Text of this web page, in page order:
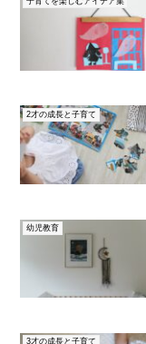
2才の成長と子育て
幼児教育
3才の成長と子育て